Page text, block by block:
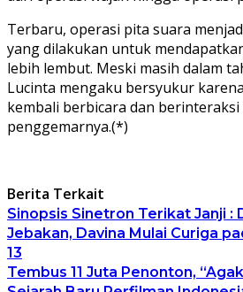
Terbaru, operasi pita suara
yang dilakukan untuk
lebih lembut. Meski masih dalam
Lucinta mengaku bersyukur
kembali berbicara dan
penggemarnya.(*)
Berita Terkait
Sinopsis Sinetron Terikat Janji :
Jebakan, Davina Mulai Curiga
13
Tembus 11 Juta Penonton,